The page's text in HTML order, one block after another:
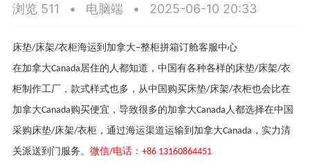
浏览 511 • 电脑端 • 2025-06-10 20:33
床垫/床架/衣柜海运到加拿大–整柜拼箱订舱客服中心
在加拿大Canada 居住的人都知道，中国有各种各样的床垫/床架/衣
柜制作工厂，款式样式也多，从中国购买床垫/床架/衣柜也会比在
加拿大Canada购买便宜，导致很多的加拿大Canada 人都选择在中国
采购床垫/床架/衣柜，通过海运渠道运输到加拿大Canada ，实力清
关派送到门服务。 微信/电话： +86 13160864451